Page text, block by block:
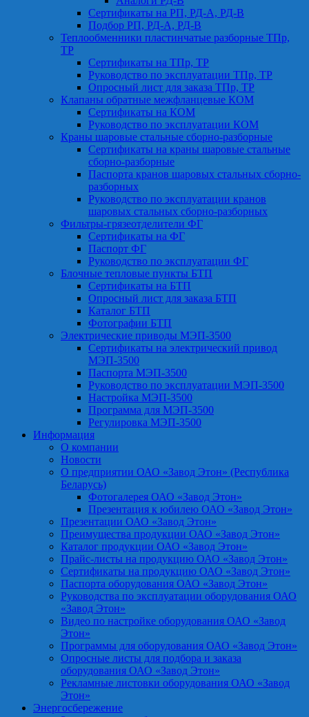
Сертификаты на РП, РД-А, РД-В
Подбор РП, РД-А, РД-В
Теплообменники пластинчатые разборные ТПр,
ТР
Сертификаты на ТПр, ТР
Руководство по эксплуатации ТПр, ТР
Опросный лист для заказа ТПр, ТР
Клапаны обратные межфланцевые КОМ
Сертификаты на КОМ
Руководство по эксплуатации КОМ
Краны шаровые стальные сборно-разборные
Сертификаты на краны шаровые стальные
сборно-разборные
Паспорта кранов шаровых стальных сборно-
разборных
Руководство по эксплуатации кранов
шаровых стальных сборно-разборных
Фильтры-грязеотделители ФГ
Сертификаты на ФГ
Паспорт ФГ
Руководство по эксплуатации ФГ
Блочные тепловые пункты БТП
Сертификаты на БТП
Опросный лист для заказа БТП
Каталог БТП
Фотографии БТП
Электрические приводы МЭП-3500
Сертификаты на электрический привод
МЭП-3500
Паспорта МЭП-3500
Руководство по эксплуатации МЭП-3500
Настройка МЭП-3500
Программа для МЭП-3500
Регулировка МЭП-3500
Информация
О компании
Новости
О предприятии ОАО «Завод Этон» (Республика
Беларусь)
Фотогалерея ОАО «Завод Этон»
Презентация к юбилею ОАО «Завод Этон»
Презентации ОАО «Завод Этон»
Преимущества продукции ОАО «Завод Этон»
Каталог продукции ОАО «Завод Этон»
Прайс-листы на продукцию ОАО «Завод Этон»
Сертификаты на продукцию ОАО «Завод Этон»
Паспорта оборудования ОАО «Завод Этон»
Руководства по эксплуатации оборудования ОАО
«Завод Этон»
Видео по настройке оборудования ОАО «Завод
Этон»
Программы для оборудования ОАО «Завод Этон»
Опросные листы для подбора и заказа
оборудования ОАО «Завод Этон»
Рекламные листовки оборудования ОАО «Завод
Этон»
Энергосбережение